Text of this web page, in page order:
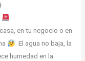
en tu negocio o en
. El agua no baja, la
humedad en la